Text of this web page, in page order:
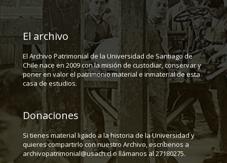
El archivo
El Archivo Patrimonial de la Universidad de Santiago de
Chile nace en 2009 con la misión de custodiar, conservar y
poner en valor el patrimonio material e inmaterial de esta
casa de estudios.
Donaciones
Si tienes material ligado a la historia de la Universidad y
quieres compartirlo con nuestro Archivo, escríbenos a
archivopatrimonial@usach.cl o llámanos al 27180275.